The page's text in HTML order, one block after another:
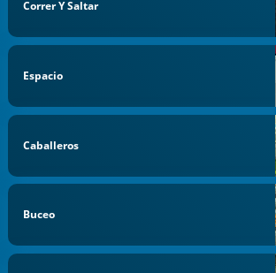
Correr Y Saltar
Espacio
Caballeros
Buceo